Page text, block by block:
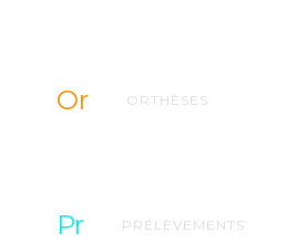
Or ORTHÈSES
Pr PRÉLÈVEMENTS